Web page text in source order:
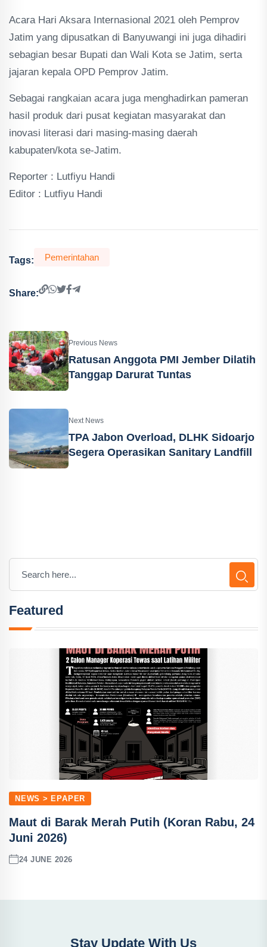
Acara Hari Aksara Internasional 2021 oleh Pemprov
Jatim yang dipusatkan di Banyuwangi ini juga dihadiri
sebagian besar Bupati dan Wali Kota se Jatim, serta
jajaran kepala OPD Pemprov Jatim.
Sebagai rangkaian acara juga menghadirkan pameran
hasil produk dari pusat kegiatan masyarakat dan
inovasi literasi dari masing-masing daerah
kabupaten/kota se-Jatim.
Reporter : Lutfiyu Handi
Editor : Lutfiyu Handi
Tags: Pemerintahan
Share:
Previous News
Ratusan Anggota PMI Jember Dilatih
Tanggap Darurat Tuntas
Next News
TPA Jabon Overload, DLHK Sidoarjo
Segera Operasikan Sanitary Landfill
Featured
NEWS > EPAPER
Maut di Barak Merah Putih (Koran Rabu, 24
Juni 2026)
24 JUNE 2026
Stay Update With Us